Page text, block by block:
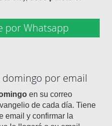
por Whatsapp
domingo por email
en su correo
de cada día. Tiene
email y confirmar la